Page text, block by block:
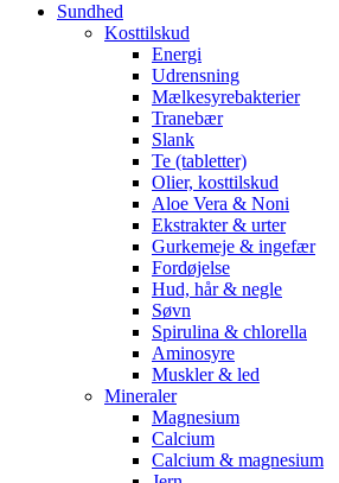
Sundhed
Kosttilskud
Energi
Udrensning
Mælkesyrebakterier
Tranebær
Slank
Te (tabletter)
Olier, kosttilskud
Aloe Vera & Noni
Ekstrakter & urter
Gurkemeje & ingefær
Fordøjelse
Hud, hår & negle
Søvn
Spirulina & chlorella
Aminosyre
Muskler & led
Mineraler
Magnesium
Calcium
Calcium & magnesium